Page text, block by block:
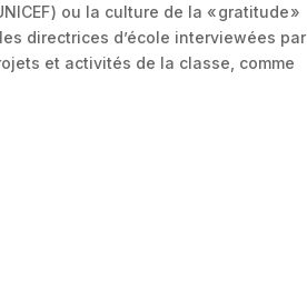
) ou la culture de la « gratitude »
directrices d’école interviewées par
et activités de la classe, comme